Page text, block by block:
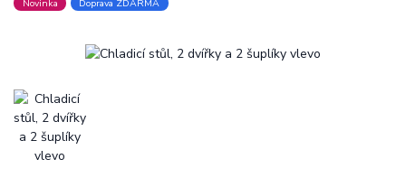
Novinka Doprava ZDARMA